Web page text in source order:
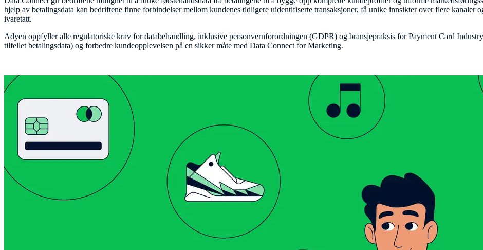
hjelp av betalingsdata kan bedriftene finne forbindelser mellom kundenes tidligere uidentifiserte transaksjoner, få unike innsikter over flere kanaler
ivaretatt.
Adyen oppfyller alle regulatoriske krav for databehandling, inklusive personvernforordningen (GDPR) og bransjepraksis for Payment Card
tilfellet betalingsdata) og forbedre kundeopplevelsen på en sikker måte med Data Connect for Marketing.